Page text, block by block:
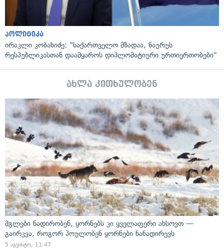
პოლიტიკა
ირაკლი კობახიძე: "საქართველო მზადაა, ნაურუს
რესპუბლიკასთან დაამყაროს დიპლომატიური ურთიერთობები"
ახლა კითხულობენ
მგლები ნადირობენ, ყორნებს კი ყველაფერი ახსოვთ —
გაირკვა, როგორ პოულობენ ყორნები ნანადირევს
5 აგვისტო, 11:47